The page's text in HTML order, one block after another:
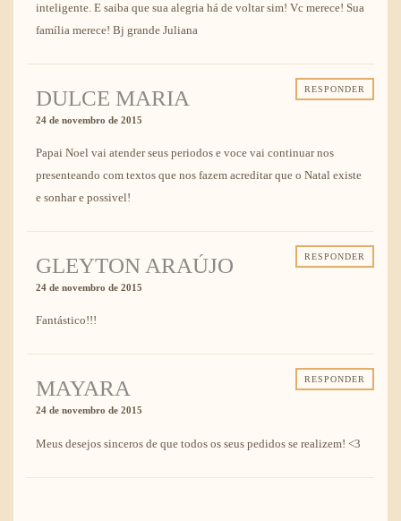
inteligente. E saiba que sua alegria há de voltar sim! Vc merece! Sua
família merece! Bj grande Juliana
RESPONDER
DULCE MARIA
24 de novembro de 2015
Papai Noel vai atender seus periodos e voce vai continuar nos
presenteando com textos que nos fazem acreditar que o Natal existe
e sonhar e possivel!
RESPONDER
GLEYTON ARAÚJO
24 de novembro de 2015
Fantástico!!!
RESPONDER
MAYARA
24 de novembro de 2015
Meus desejos sinceros de que todos os seus pedidos se realizem! <3